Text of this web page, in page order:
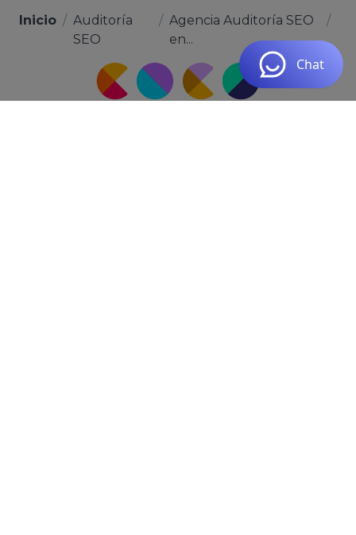
Inicio / Auditoría
SEO
/ Agencia Auditoría SEO
en...
/